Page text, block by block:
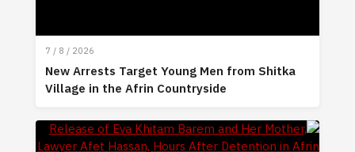
7 / 8 / 2026
New Arrests Target Young Men from Shitka
Village in the Afrin Countryside